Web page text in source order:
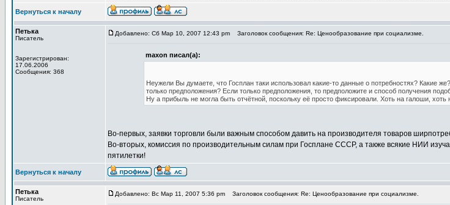
Вернуться к началу
Петька
Писатель
Зарегистрирован:
17.06.2006
Сообщения: 368
Добавлено: Сб Мар 10, 2007 12:43 pm Заголовок сообщения: Re: Ценообразование при социализме.
maxon писал(а):
Неужели Вы думаете, что Госплан таки использовал какие-то данные о потребностях? Какие
только предположения? Если только предположения, то предположите и способ получения
Ну а прибыль не могла быть отчётной, поскольку её просто фиксировали. Хоть на галоши, хоть
Во-первых, заявки торговли были важным способом давить на производителя товаров
Во-вторых, комиссия по производительным силам при Госплане СССР, а также всякие НИИ
пятилетки!
Вернуться к началу
Петька
Писатель
Добавлено: Вс Мар 11, 2007 5:36 pm Заголовок сообщения: Re: Ценообразование при социализме.